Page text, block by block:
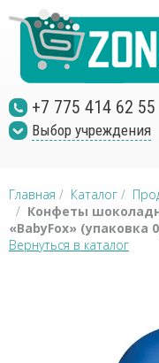
+7 775 414 62 55
Выбор учреждения
Главная / Каталог /
/ Конфеты
«BabyFox» (упаковка
Вернуться в каталог